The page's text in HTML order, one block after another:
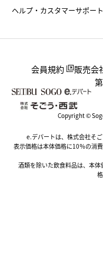
ヘルプ・カスタマーサポート
会員規約 販売会
Copyright ©
e.デパートは、株式会社そ
表示価格は本体価格に10％の消
酒類を除いた飲食料品は、本